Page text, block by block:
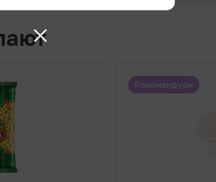
Рекомендуем